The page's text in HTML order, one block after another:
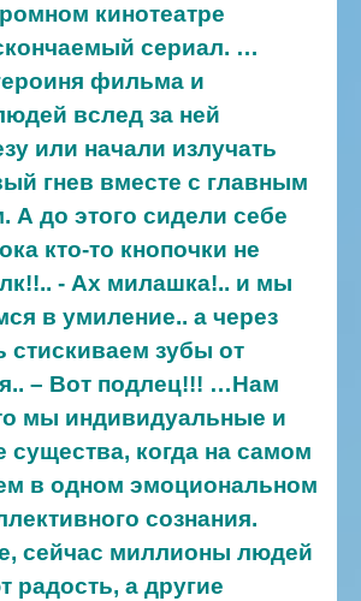
кинотеатре
сериал. …
фильма и
вслед за ней
или начали излучать
гнев вместе с главным
А до этого сидели себе
кто-то кнопочки не
- Ах милашка!.. и мы
в умиление.. а через
стискиваем зубы от
– Вот подлец!!! …Нам
мы индивидуальные и
существа, когда на самом
в одном эмоциональном
сознания.
сейчас миллионы людей
радость, а другие